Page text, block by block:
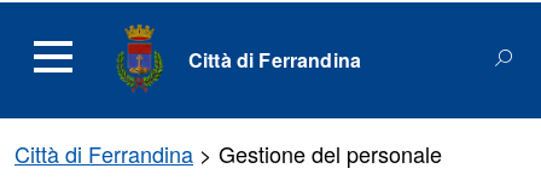
Città di Ferrandina
Città di Ferrandina > Gestione del personale